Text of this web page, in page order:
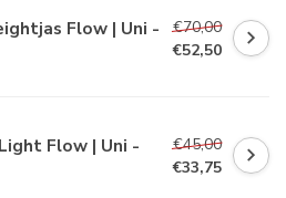
Flow | Uni -
€70,00
€52,50
Flow | Uni -
€45,00
€33,75